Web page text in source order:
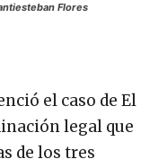
Flores
el caso de El
legal que
de los tres